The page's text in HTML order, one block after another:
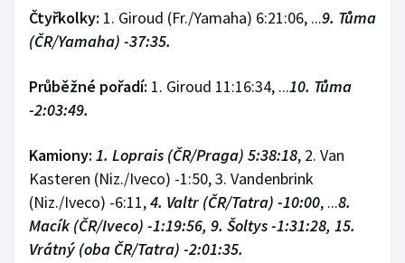
Čtyřkolky: 1. Giroud (Fr./Yamaha) 6:21:06, ...9. Tůma
(ČR/Yamaha) -37:35.
Průběžné pořadí: 1. Giroud 11:16:34, ...10. Tůma
-2:03:49.
Kamiony: 1. Loprais (ČR/Praga) 5:38:18, 2. Van
Kasteren (Niz./Iveco) -1:50, 3. Vandenbrink
(Niz./Iveco) -6:11,4. Valtr (ČR/Tatra) -10:00, ...8.
Macík (ČR/Iveco) -1:19:56, 9. Šoltys -1:31:28, 15.
Vrátný (oba ČR/Tatra) -2:01:35.